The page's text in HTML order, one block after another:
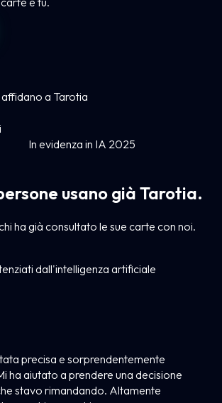
a Tarotia
In evidenza in IA 2025
usano già Tarotia.
ha già consultato le sue carte con noi.
dall'intelligenza artificiale
precisa e sorprendentemente
ha aiutato a prendere una decisione
stavo rimandando. Altamente